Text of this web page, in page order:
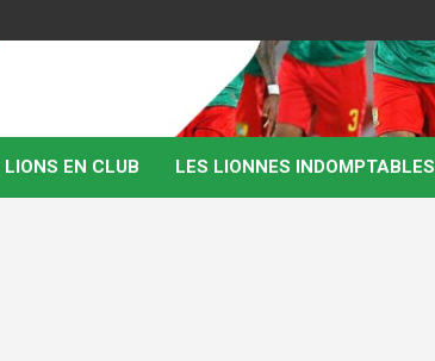
LIONS EN CLUB LES LIONNES INDOMPTABLES